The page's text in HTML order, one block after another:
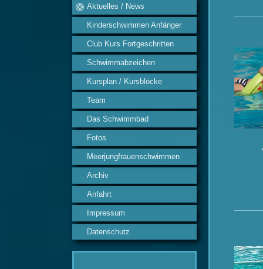
Aktuelles / News
Kinderschwimmen Anfänger
Club Kurs Fortgeschritten
Schwimmabzeichen
Kursplan / Kursblöcke
Team
Das Schwimmbad
Fotos
Meerjungfrauenschwimmen
Archiv
Anfahrt
Impressum
Datenschutz